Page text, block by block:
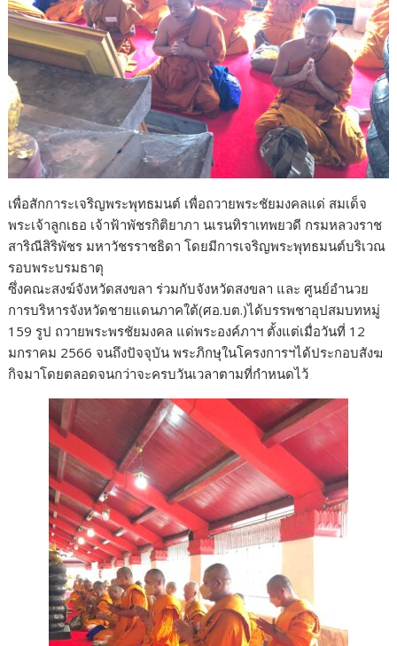
เพื่อสักการะเจริญพระพุทธมนต์ เพื่อถวายพระชัยมงคลแด่ สมเด็จ
พระเจ้าลูกเธอ เจ้าฟ้าพัชรกิติยาภา นเรนทิราเทพยวดี กรมหลวงราช
สาริณีสิริพัชร มหาวัชรราชธิดา โดยมีการเจริญพระพุทธมนต์บริเวณ
รอบพระบรมธาตุ
ซึ่งคณะสงฆ์จังหวัดสงขลา ร่วมกับจังหวัดสงขลา และ ศูนย์อำนวย
การบริหารจังหวัดชายแดนภาคใต้(ศอ.บต.)ได้บรรพชาอุปสมบทหมู่
159 รูป ถวายพระพรชัยมงคล แด่พระองค์ภาฯ ตั้งแต่เมื่อวันที่ 12
มกราคม 2566 จนถึงปัจจุบัน พระภิกษุในโครงการฯได้ประกอบสังฆ
กิจมาโดยตลอดจนกว่าจะครบวันเวลาตามที่กำหนดไว้